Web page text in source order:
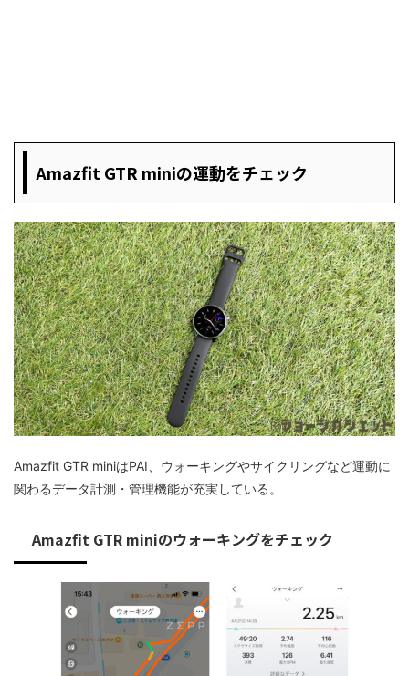
Amazfit GTR miniの運動をチェック
Amazfit GTR miniはPAI、ウォーキングやサイクリングなど運動に
関わるデータ計測・管理機能が充実している。
Amazfit GTR miniのウォーキングをチェック